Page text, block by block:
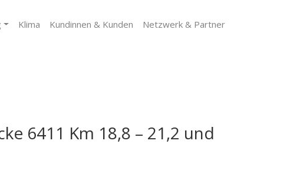
Klima Kundinnen & Kunden Netzwerk & Partner
6411 Km 18,8 – 21,2 und